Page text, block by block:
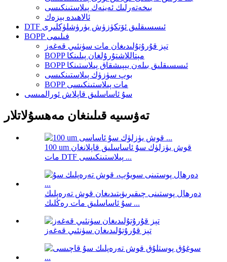
بىخەتەرلىك ئەينەك پىلاستىنكىسى
ئالاھىدە بېزەك
DTF ئىسسىقلىق ئۆتكۈزۈش يۈرۈشلۈكلىرى
BOPP فىلىمى
تېز قۇرۇتۇلىدىغان مات سۈنئىي قەغەز
BOPP مېتاللاشتۇرۇلغان پىلىنكا
BOPP ئىسسىقلىق بىلەن يېپىشقاق پىلاستىنكا
بوپ سۈزۈك پىلاستىنكىسى
BOPP مات پىلاستىنكىسى
سۇ ئاساسلىق قاپلاش ئورالمىسى
تەۋسىيە قىلىنغان مەھسۇلاتلار
100 um قوش يۈزلۈك سۇ ئاساسلىق قاپلانغان
مات DTF پىلاستىنكىسى ...
دەرھال پوستىنى چىقىرىۋېتىدىغان قوش تەرەپلىك
سۇ ئاساسلىق مات رەڭلىك ...
تېز قۇرۇتۇلىدىغان سۈنئىي قەغەز